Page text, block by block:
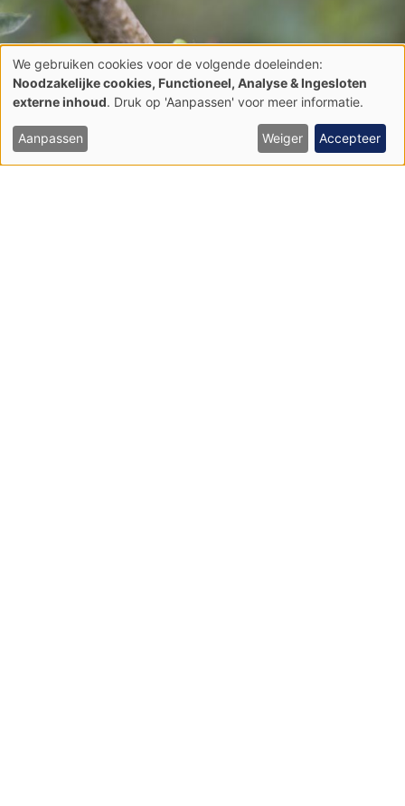
Gebruik
van
persoonsgegevens
cookies
We gebruiken cookies voor de volgende doeleinden:
Noodzakelijke cookies, Functioneel, Analyse & Ingesloten
externe inhoud. Druk op 'Aanpassen' voor meer informatie.
Aanpassen Weiger Accepteer